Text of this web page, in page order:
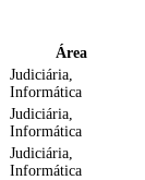
Área
Judiciária,
Informática
Judiciária,
Informática
Judiciária,
Informática